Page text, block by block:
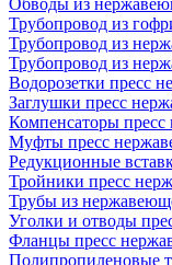
Трубопровод из
Трубопровод из
Трубопровод из
Водорозетки пресс
Заглушки пресс
Компенсаторы пресс
Муфты пресс
Редукционные
Тройники пресс
Трубы из
Уголки и отводы
Фланцы пресс
Полипропиленовые